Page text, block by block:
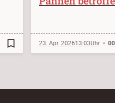
bookmark_border 23. Apr. 202613:03